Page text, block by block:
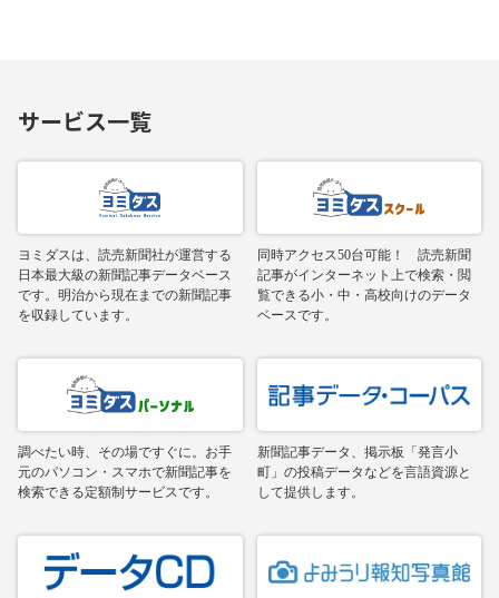
サービス一覧
ヨミダスは、読売新聞社が運営する
日本最大級の新聞記事データベース
です。明治から現在までの新聞記事
を収録しています。
同時アクセス50台可能！ 読売新聞
記事がインターネット上で検索・閲
覧できる小・中・高校向けのデータ
ベースです。
調べたい時、その場ですぐに。お手
元のパソコン・スマホで新聞記事を
検索できる定額制サービスです。
新聞記事データ、掲示板「発言小
町」の投稿データなどを言語資源と
して提供します。